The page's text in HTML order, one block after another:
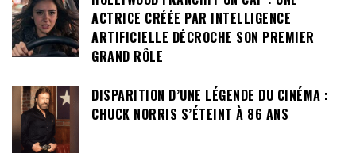
ACTRICE CRÉÉE PAR INTELLIGENCE
ARTIFICIELLE DÉCROCHE SON PREMIER
GRAND RÔLE
DISPARITION D’UNE LÉGENDE DU CINÉMA :
CHUCK NORRIS S’ÉTEINT À 86 ANS